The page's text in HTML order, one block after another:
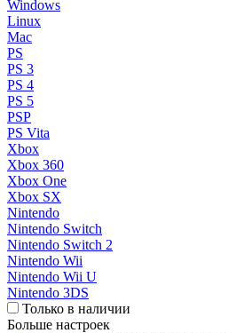
Windows
Linux
Mac
PS
PS 3
PS 4
PS 5
PSP
PS Vita
Xbox
Xbox 360
Xbox One
Xbox SX
Nintendo
Nintendo Switch
Nintendo Switch 2
Nintendo Wii
Nintendo Wii U
Nintendo 3DS
Только в наличии
Больше настроек